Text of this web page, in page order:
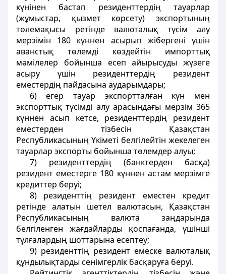
күнінен бастап резиденттердің тауарлар
(жұмыстар, қызмет көрсету) экспортының
төлемақысы ретінде валюталық түсім алу
мерзімін 180 күннен асырып жібергені үшін
аванстық төлемді көздейтін импорттық
мәмілелер бойынша есеп айырысуды жүзеге
асыру үшін резиденттердің резидент
еместердің пайдасына аударымдары;
6) егер тауар экспортталған күн мен
экспорттық түсімді алу арасындағы мерзім 365
күннен асып кетсе, резиденттердің резидент
еместерден тізбесін Қазақстан
Республикасының Үкіметі белгілейтін жекелеген
тауарлар экспорты бойынша төлемдер алуы;
7) резиденттердің (банктерден басқа)
резидент еместерге 180 күннен астам мерзімге
кредиттер беруі;
8) резиденттің резидент еместен кредит
ретінде алатын шетел валютасын, Қазақстан
Республикасының валюта заңдарында
белгіленген жағдайларды қоспағанда, үшінші
тұлғалардың шоттарына есептеу;
9) резиденттің резидент емеске валюталық
құндылықтарды сенімгерлік басқаруға беруі.